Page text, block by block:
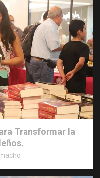
Transformar la